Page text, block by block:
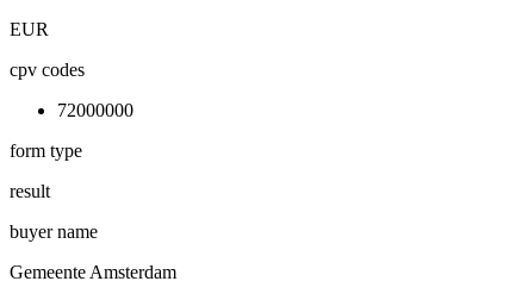
EUR
cpv codes
72000000
form type
result
buyer name
Gemeente Amsterdam